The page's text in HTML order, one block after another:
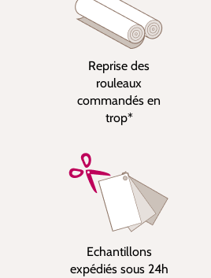
Reprise des
rouleaux
commandés en
trop*
Echantillons
expédiés sous 24h